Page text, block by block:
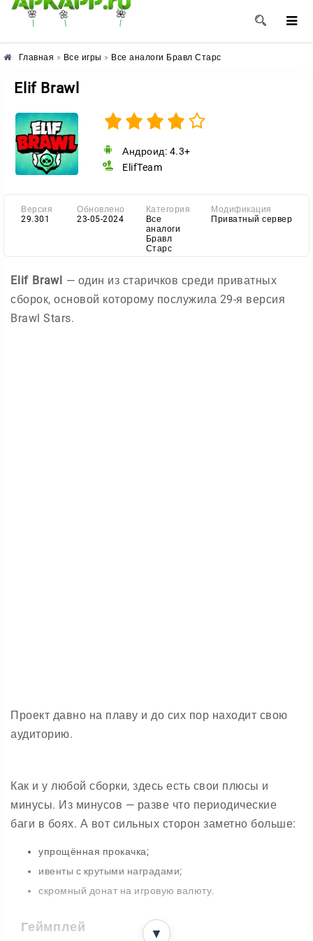
🌸 🌼 🌺
Главная » Все игры » Все аналоги Бравл Старс
Elif Brawl
Андроид: 4.3+
ElifTeam
Версия
29.301
Обновлено
23-05-2024
Категория
Все
аналоги
Бравл
Старс
Модификация
Приватный сервер
Elif Brawl — один из старичков среди приватных
сборок, основой которому послужила 29-я версия
Brawl Stars.
Проект давно на плаву и до сих пор находит свою
аудиторию.
Как и у любой сборки, здесь есть свои плюсы и
минусы. Из минусов — разве что периодические
баги в боях. А вот сильных сторон заметно больше:
упрощённая прокачка;
ивенты с крутыми наградами;
скромный донат на игровую валюту.
Геймплей ▼